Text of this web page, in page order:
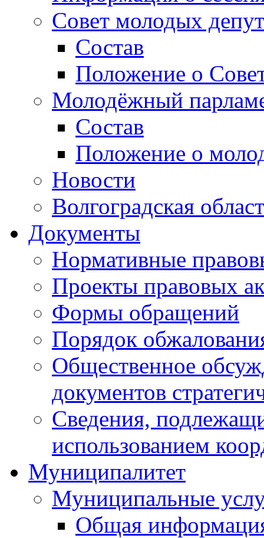
Совет молодых
Состав
Положение о
Молодёжный
Состав
Положение о
Новости
Волгоградская
Документы
Нормативные
Проекты правовых
Формы обращений
Порядок
Общественное
документов
Сведения,
использованием
Муниципалитет
Муниципальные
Общая